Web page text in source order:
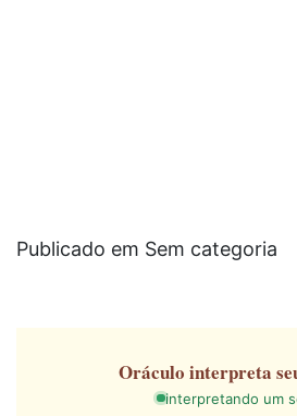
Publicado em Sem categoria
Oráculo interpreta
interpretando um